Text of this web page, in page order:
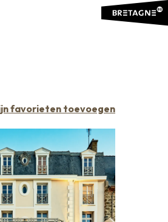
favoris
favorieten toevoegen